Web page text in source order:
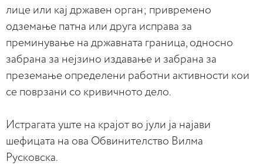
лице или кај државен орган; привремено
одземање патна или друга исправа за
преминување на државната граница, односно
забрана за нејзино издавање и забрана за
преземање определени работни активности кои
се поврзани со кривичното дело.​
Истрагата уште на крајот во јули ја најави
шефицата на ова Обвинителство Вилма
Русковска.